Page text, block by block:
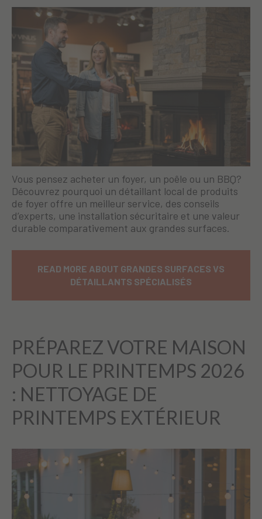
Vous pensez acheter un foyer, un poêle ou un BBQ?
Découvrez pourquoi un détaillant local de produits
de foyer offre un meilleur service, des conseils
d’experts, une installation sécuritaire et une valeur
durable comparativement aux grandes surfaces.
READ MORE ABOUT GRANDES SURFACES VS
DÉTAILLANTS SPÉCIALISÉS
PRÉPAREZ VOTRE MAISON
POUR LE PRINTEMPS 2026
: NETTOYAGE DE
PRINTEMPS EXTÉRIEUR